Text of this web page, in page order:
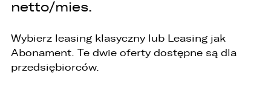
netto/mies.
Wybierz leasing klasyczny lub Leasing jak
Abonament. Te dwie oferty dostępne są dla
przedsiębiorców.
2. LELLEK Gliwice sp. z o.o. ul. Portowa 2 44-100
200 Kędzierzyn- Koźle,
4. LELLEK Katowice sp. z o.o. Oddział w
Katowice,